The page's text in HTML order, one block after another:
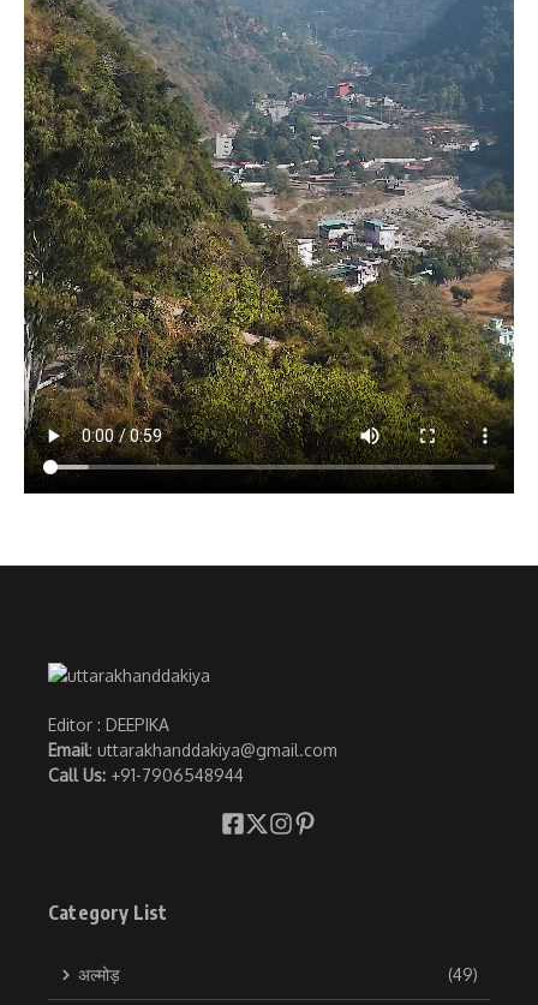
Editor : DEEPIKA
Email: uttarakhanddakiya@gmail.com
Call Us: +91-7906548944
Category List
अल्मोड़ (49)